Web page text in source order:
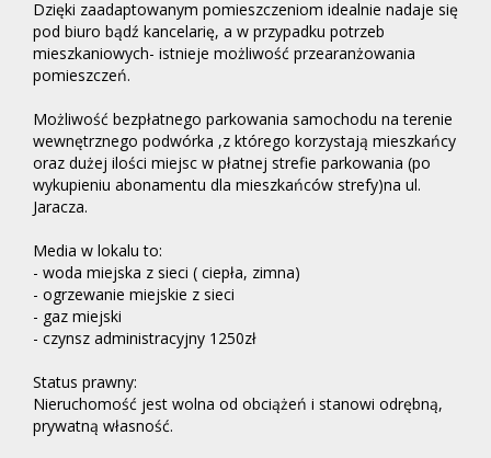
Dzięki zaadaptowanym pomieszczeniom idealnie nadaje się
pod biuro bądź kancelarię, a w przypadku potrzeb
mieszkaniowych- istnieje możliwość przearanżowania
pomieszczeń.
Możliwość bezpłatnego parkowania samochodu na terenie
wewnętrznego podwórka ,z którego korzystają mieszkańcy
oraz dużej ilości miejsc w płatnej strefie parkowania (po
wykupieniu abonamentu dla mieszkańców strefy)na ul.
Jaracza.
Media w lokalu to:
- woda miejska z sieci ( ciepła, zimna)
- ogrzewanie miejskie z sieci
- gaz miejski
- czynsz administracyjny 1250zł
Status prawny:
Nieruchomość jest wolna od obciążeń i stanowi odrębną,
prywatną własność.